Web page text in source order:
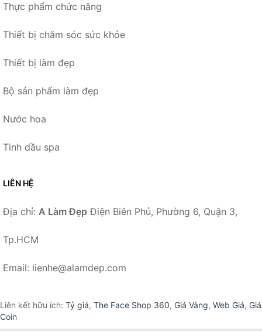
Thực phẩm chức năng
Thiết bị chăm sóc sức khỏe
Thiết bị làm đẹp
Bộ sản phẩm làm đẹp
Nước hoa
Tinh dầu spa
LIÊN HỆ
Địa chỉ: A Làm Đẹp Điện Biên Phủ, Phường 6, Quận 3,
Tp.HCM
Email: lienhe@alamdep.com
Liên kết hữu ích: Tỷ giá, The Face Shop 360, Giá Vàng, Web Giá, Giá
Coin